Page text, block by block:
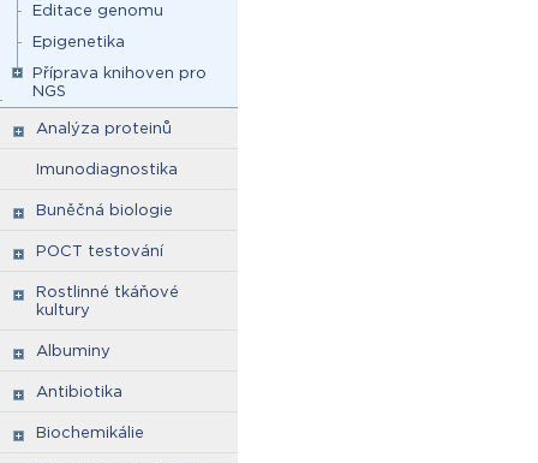
Editace genomu
Epigenetika
Příprava knihoven pro
NGS
Analýza proteinů
Imunodiagnostika
Buněčná biologie
POCT testování
Rostlinné tkáňové
kultury
Albuminy
Antibiotika
Biochemikálie